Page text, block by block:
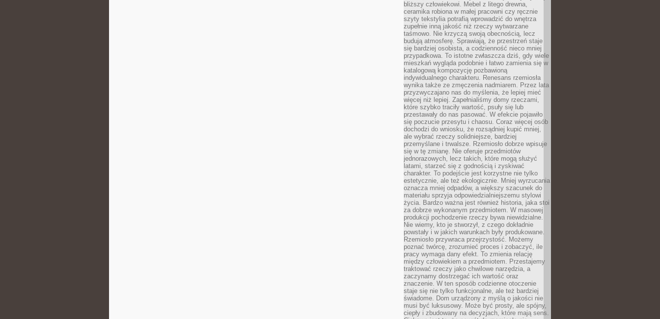
bliższy człowiekowi. Mebel z litego drewna,
ceramika robiona w małej pracowni czy ręcznie
szyty tekstylia potrafią wprowadzić do wnętrza
zupełnie inną jakość niż rzeczy wytwarzane
taśmowo. Nie krzyczą swoją obecnością, lecz
budują atmosferę. Sprawiają, że przestrzeń staje
się bardziej osobista, a codzienność nieco mniej
przypadkowa. To istotne zwłaszcza dziś, gdy wiele
mieszkań wygląda podobnie i łatwo zamienia się w
katalogową kompozycję pozbawioną
indywidualnego charakteru. Renesans rzemiosła
wynika także ze zmęczenia nadmiarem. Przez lata
przyzwyczajano nas do myślenia, że lepiej mieć
więcej niż lepiej. Zapełnialiśmy domy rzeczami,
które szybko traciły wartość, psuły się lub
przestawały do nas pasować. W efekcie pojawiło
się poczucie przesytu i chaosu. Coraz więcej osób
dochodzi do wniosku, że rozsądniej kupić mniej,
ale wybrać rzeczy solidniejsze, bardziej
przemyślane i trwalsze. Rzemiosło dobrze wpisuje
się w tę zmianę. Nie oferuje przedmiotów
jednorazowych, lecz takich, które mogą służyć
latami, starzeć się z godnością i zyskiwać
charakter. To podejście jest korzystne nie tylko
estetycznie, ale też ekologicznie. Mniej wyrzucania
oznacza mniej odpadów, a większy szacunek do
materiału sprzyja odpowiedzialniejszemu stylowi
życia. Bardzo ważna jest również historia, jaka stoi
za dobrze wykonanym przedmiotem. W masowej
produkcji pochodzenie rzeczy bywa niewidzialne.
Nie wiemy, kto je stworzył, z czego dokładnie
powstały i w jakich warunkach były produkowane.
Rzemiosło przywraca przejrzystość. Możemy
poznać twórcę, zrozumieć proces i zobaczyć, ile
pracy wymaga dany efekt. To zmienia relację
między człowiekiem a przedmiotem. Przestajemy
traktować rzeczy jako chwilowe narzędzia, a
zaczynamy dostrzegać ich wartość oraz
znaczenie. W ten sposób codzienne otoczenie
staje się nie tylko funkcjonalne, ale też bardziej
świadome. Dom urządzony z myślą o jakości nie
musi być luksusowy. Może być prosty, ale spójny,
ciepły i zbudowany na decyzjach, które mają sens.